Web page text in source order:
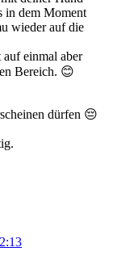
in dem Moment
wieder auf die
auf einmal aber
Bereich. 😊
dürfen 😔